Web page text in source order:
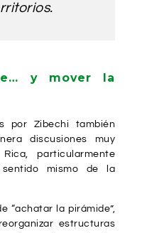
y mover la
por Zibechi también
discusiones muy
particularmente
mismo de la
“achatar la pirámide”,
estructuras